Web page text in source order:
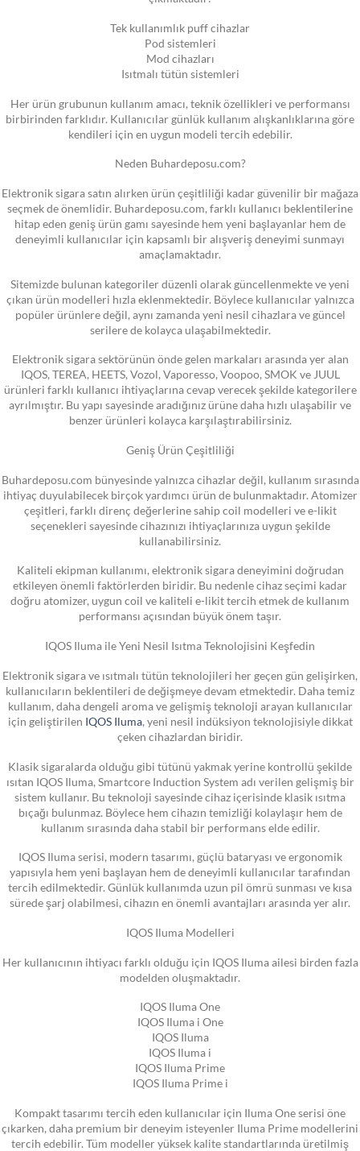
Tek kullanımlık puff cihazlar
Pod sistemleri
Mod cihazları
Isıtmalı tütün sistemleri
Her ürün grubunun kullanım amacı, teknik özellikleri ve performansı
birbirinden farklıdır. Kullanıcılar günlük kullanım alışkanlıklarına göre
kendileri için en uygun modeli tercih edebilir.
Neden Buhardeposu.com?
Elektronik sigara satın alırken ürün çeşitliliği kadar güvenilir bir mağaza
seçmek de önemlidir. Buhardeposu.com, farklı kullanıcı beklentilerine
hitap eden geniş ürün gamı sayesinde hem yeni başlayanlar hem de
deneyimli kullanıcılar için kapsamlı bir alışveriş deneyimi sunmayı
amaçlamaktadır.
Sitemizde bulunan kategoriler düzenli olarak güncellenmekte ve yeni
çıkan ürün modelleri hızla eklenmektedir. Böylece kullanıcılar yalnızca
popüler ürünlere değil, aynı zamanda yeni nesil cihazlara ve güncel
serilere de kolayca ulaşabilmektedir.
Elektronik sigara sektörünün önde gelen markaları arasında yer alan
IQOS, TEREA, HEETS, Vozol, Vaporesso, Voopoo, SMOK ve JUUL
ürünleri farklı kullanıcı ihtiyaçlarına cevap verecek şekilde kategorilere
ayrılmıştır. Bu yapı sayesinde aradığınız ürüne daha hızlı ulaşabilir ve
benzer ürünleri kolayca karşılaştırabilirsiniz.
Geniş Ürün Çeşitliliği
Buhardeposu.com bünyesinde yalnızca cihazlar değil, kullanım sırasında
ihtiyaç duyulabilecek birçok yardımcı ürün de bulunmaktadır. Atomizer
çeşitleri, farklı direnç değerlerine sahip coil modelleri ve e-likit
seçenekleri sayesinde cihazınızı ihtiyaçlarınıza uygun şekilde
kullanabilirsiniz.
Kaliteli ekipman kullanımı, elektronik sigara deneyimini doğrudan
etkileyen önemli faktörlerden biridir. Bu nedenle cihaz seçimi kadar
doğru atomizer, uygun coil ve kaliteli e-likit tercih etmek de kullanım
performansı açısından büyük önem taşır.
IQOS Iluma ile Yeni Nesil Isıtma Teknolojisini Keşfedin
Elektronik sigara ve ısıtmalı tütün teknolojileri her geçen gün gelişirken,
kullanıcıların beklentileri de değişmeye devam etmektedir. Daha temiz
kullanım, daha dengeli aroma ve gelişmiş teknoloji arayan kullanıcılar
için geliştirilen IQOS Iluma, yeni nesil indüksiyon teknolojisiyle dikkat
çeken cihazlardan biridir.
Klasik sigaralarda olduğu gibi tütünü yakmak yerine kontrollü şekilde
ısıtan IQOS Iluma, Smartcore Induction System adı verilen gelişmiş bir
sistem kullanır. Bu teknoloji sayesinde cihaz içerisinde klasik ısıtma
bıçağı bulunmaz. Böylece hem cihazın temizliği kolaylaşır hem de
kullanım sırasında daha stabil bir performans elde edilir.
IQOS Iluma serisi, modern tasarımı, güçlü bataryası ve ergonomik
yapısıyla hem yeni başlayan hem de deneyimli kullanıcılar tarafından
tercih edilmektedir. Günlük kullanımda uzun pil ömrü sunması ve kısa
sürede şarj olabilmesi, cihazın en önemli avantajları arasında yer alır.
IQOS Iluma Modelleri
Her kullanıcının ihtiyacı farklı olduğu için IQOS Iluma ailesi birden fazla
modelden oluşmaktadır.
IQOS Iluma One
IQOS Iluma i One
IQOS Iluma
IQOS Iluma i
IQOS Iluma Prime
IQOS Iluma Prime i
Kompakt tasarımı tercih eden kullanıcılar için Iluma One serisi öne
çıkarken, daha premium bir deneyim isteyenler Iluma Prime modellerini
tercih edebilir. Tüm modeller yüksek kalite standartlarında üretilmiş